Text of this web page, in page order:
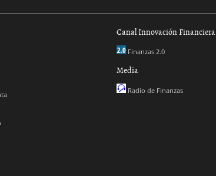
Canal Innovación Financiera
Finanzas 2.0
Media
Radio de Finanzas